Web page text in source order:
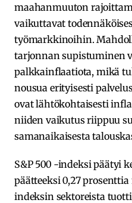
maahanmuuton
vaikuttavat
työmarkkinoihin.
tarjonnan supistuminen
palkkainflaatiota, mikä
nousua erityisesti
ovat lähtökohtaisesti
niiden vaikutus riippuu
samanaikaisesta
S&P 500 -indeksi päätyi
päätteeksi 0,27
indeksin sektoreista